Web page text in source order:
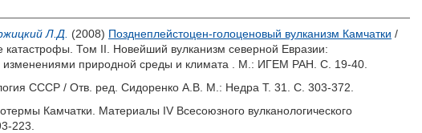
Л.Д. (2008) Позднеплейстоцен-голоценовый вулканизм Камчатки /
Том II. Новейший вулканизм северной Евразии:
изменениями природной среды и климата . М.: ИГЕМ РАН. С. 19-40.
СССР / Отв. ред. Сидоренко А.В. М.: Недра Т. 31. С. 303-372.
Камчатки. Материалы IV Всесоюзного вулканологического
223.